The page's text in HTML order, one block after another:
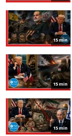
15 min
15 min
15 min